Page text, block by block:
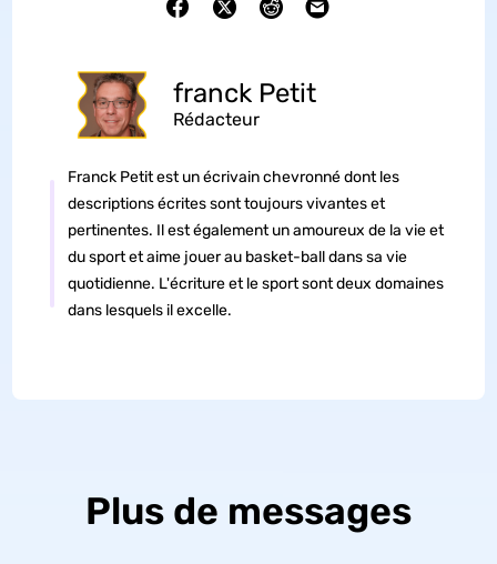
franck Petit
Rédacteur
Franck Petit est un écrivain chevronné dont les
descriptions écrites sont toujours vivantes et
pertinentes. Il est également un amoureux de la vie et
du sport et aime jouer au basket-ball dans sa vie
quotidienne. L'écriture et le sport sont deux domaines
dans lesquels il excelle.
Plus de messages